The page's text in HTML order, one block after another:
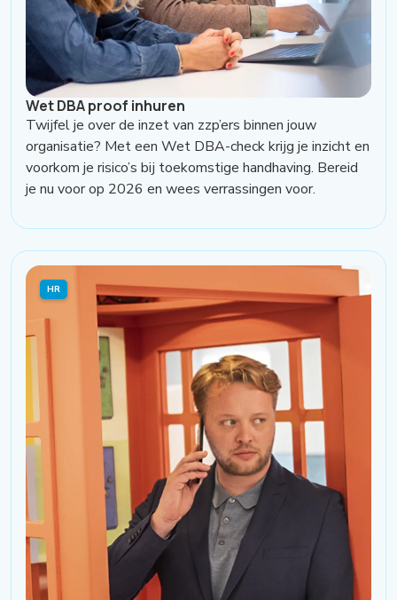
Wet DBA proof inhuren
Twijfel je over de inzet van zzp’ers binnen jouw
organisatie? Met een Wet DBA-check krijg je inzicht en
voorkom je risico’s bij toekomstige handhaving. Bereid
je nu voor op 2026 en wees verrassingen voor.
HR